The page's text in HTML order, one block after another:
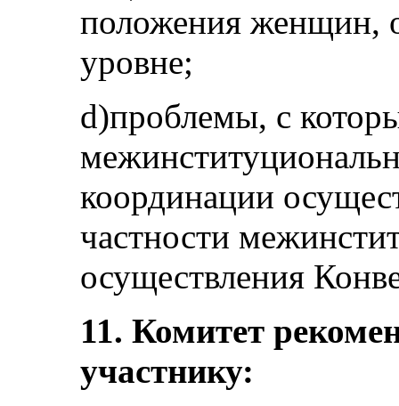
положения женщин,
уровне;
d)проблемы, с
координации
частности
осуществления
11. Комитет
участнику: